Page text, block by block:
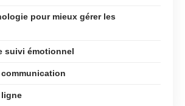
pour mieux gérer les
suivi émotionnel
ligne